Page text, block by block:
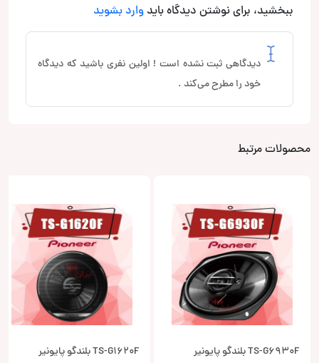
ببخشید، برای نوشتن دیدگاه باید وارد بشوید
دیدگاهی ثبت نشده است ! اولین نفری باشید که دیدگاه
خود را مطرح می‌کند .
محصولات مرتبط
TS-G6930F بلندگو پایونیر
TS-G1620F بلندگو پایونیر